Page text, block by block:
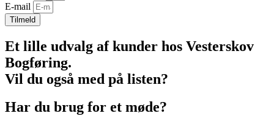
E-mail
Tilmeld
Et lille udvalg af kunder hos Vesterskov
Bogføring.
Vil du også med på listen?
Har du brug for et møde?